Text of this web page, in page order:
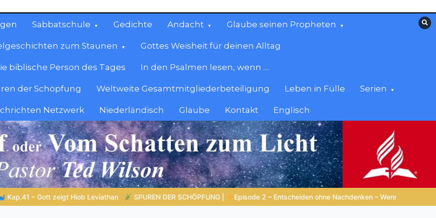
Sabbatschule Gedichte Andacht Glaube seinen Propheten
zum Staunen Gottes Weisheit für deinen Alltag
biblische Person des Tages In den Psalmen lesen, wenn …
der Schöpfung Weltweite Gesamtmitgliederbeteiligung Leben in Fülle Serien
Netzwerk Niederländisch Glaube Kontakt Englisch
DER SCHÖPFUNG | Episode 2 – Entscheiden ohne Nachdenken – Wenn Reaktion klüger ist als Reflexion | 4.Serie: Die Weisheit